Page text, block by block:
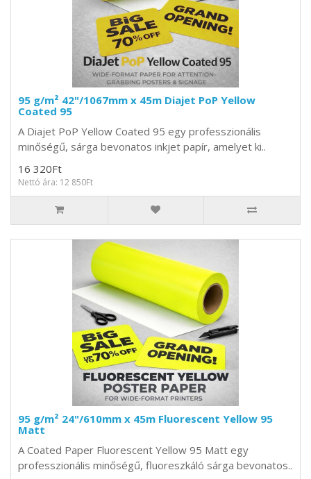
95 g/m² 42"/1067mm x 45m Diajet PoP Yellow
Coated 95
A Diajet PoP Yellow Coated 95 egy professzionális
minőségű, sárga bevonatos inkjet papír, amelyet ki..
16 320Ft
Nettó ára: 12 850Ft
95 g/m² 24"/610mm x 45m Fluorescent Yellow 95
Matt
A Coated Paper Fluorescent Yellow 95 Matt egy
professzionális minőségű, fluoreszkáló sárga bevonatos..